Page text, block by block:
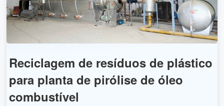
Reciclagem de resíduos de plástico
para planta de pirólise de óleo
combustível